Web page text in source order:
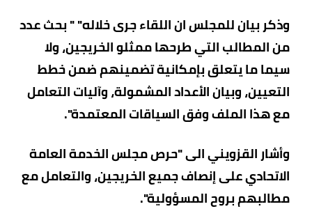
وذكر بيان للمجلس ان اللقاء جرى خلاله" " بحث عدد
من المطالب التي طرحها ممثلو الخريجين، ولا
سيما ما يتعلق بإمكانية تضمينهم ضمن خطط
التعيين، وبيان الأعداد المشمولة، وآليات التعامل
مع هذا الملف وفق السياقات المعتمدة".
وأشار القزويني الى "حرص مجلس الخدمة العامة
الاتحادي على إنصاف جميع الخريجين، والتعامل مع
مطالبهم بروح المسؤولية".